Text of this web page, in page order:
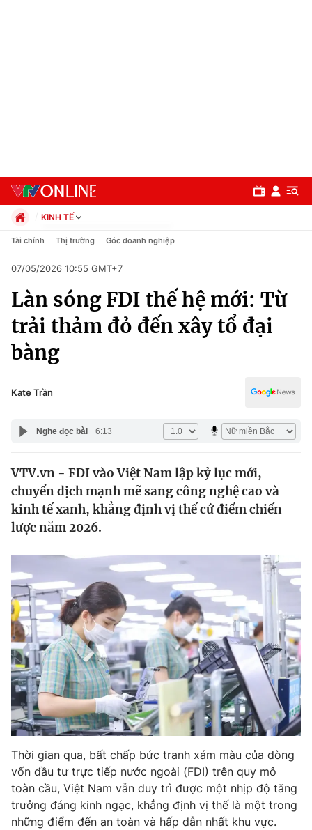
Chuyên mục
Chính trị
Xã hội
Pháp luật
Y tế
Thế giới
Tin tức
Thế giới đó đây
Câu chuyện quốc tế
Kinh tế
Thị trường
Góc doanh nghiệp
Dữ liệu và đời sống
Truyền hình
Phim VTV
Hậu trường
Nhân vật
Khán giả
Giải sao mai
Giải trí
Điện ảnh
Âm nhạc
Sao
Đời sống
Du lịch
Làm đẹp
Chất lượng cuộc sống
Giáo dục
Tuyển sinh
Học trực tuyến
Công nghệ
Hitech Công nghệ tương lai
Sản phẩm
Giao lưu trực tuyến
KINH TẾ
Chính trị
Pháp luật
Kinh tế
Thể thao
Truyền hình
Văn hóa - Giải trí
Y tế
Tài chính Thị trường Góc doanh nghiệp
07/05/2026 10:55 GMT+7
Làn sóng FDI thế hệ mới: Từ
trải thảm đỏ đến xây tổ đại
bàng
Kate Trần
Nghe đọc bài 6:13
VTV.vn - FDI vào Việt Nam lập kỷ lục mới,
chuyển dịch mạnh mẽ sang công nghệ cao và
kinh tế xanh, khẳng định vị thế cứ điểm chiến
lược năm 2026.
Thời gian qua, bất chấp bức tranh xám màu của dòng
vốn đầu tư trực tiếp nước ngoài (FDI) trên quy mô
toàn cầu, Việt Nam vẫn duy trì được một nhịp độ tăng
trưởng đáng kinh ngạc, khẳng định vị thế là một trong
những điểm đến an toàn và hấp dẫn nhất khu vực.